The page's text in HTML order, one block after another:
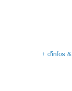
+ d'infos &